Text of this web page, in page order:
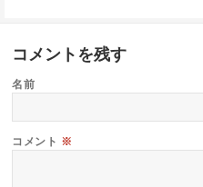
コメントを残す
名前
コメント ※